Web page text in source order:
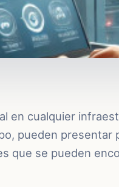
en cualquier
pueden presentar
que se pueden